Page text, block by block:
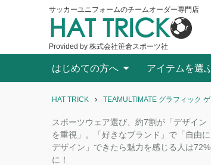
サッカーユニフォームのチームオーダー専門店
HAT TRICK
Provided by 株式会社笹倉スポーツ社
はじめての方へ アイテムを選
HAT TRICK TEAMULTIMATE グラフィック
スポーツウェア選び、約7割が「デザイン
を重視」。「好きなブランド」で「自由に
デザイン」できたら魅力を感じる人は72%
に！